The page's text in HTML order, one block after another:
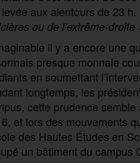
aux alentours de 23 h.
ou de l’extrême-droite
il y a encore une
presque monnaie
en soumettant
longtemps, les
cette prudence
et lors des mouvements
des Hautes Études en
un bâtiment du campus